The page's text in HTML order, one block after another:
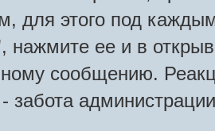
для этого под
нажмите ее и в
сообщению.
- забота